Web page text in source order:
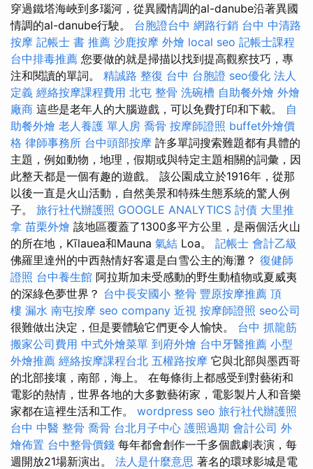
穿過鐵塔海峽到多瑙河，從異國情調的al-danube沿著異國
情調的al-danube行駛。 台胞證台中 網路行銷 台中 中清路
按摩 記帳士 書 推薦 沙鹿按摩 外燴 local seo 記帳士課程
台中排毒推薦 您要做的就是掃描以找到提高觀察技巧，專
注和閱讀的單詞。 精誠路 整復 台中 台胞證 seo優化 法人
定義 經絡按摩課程費用 北屯 整骨 洗碗槽 自助餐外燴 外燴
廠商 這些是老年人的大腦遊戲，可以免費打印和下載。 自
助餐外燴 老人養護 單人房 喬骨 按摩師證照 buffet外燴價
格 律師事務所 台中頭部按摩 許多單詞搜索難題都有具體的
主題，例如動物，地理，假期或與特定主題相關的詞彙，因
此整天都是一個有趣的遊戲。 該公園成立於1916年，從那
以後一直是火山活動，自然美景和特殊生態系統的驚人例
子。 旅行社代辦護照 GOOGLE ANALYTICS 討債 大里推
拿 苗栗外燴 該地區覆蓋了1300多平方公里，是兩個活火山
的所在地，Kīlauea和Mauna 氣結 Loa。 記帳士 會計乙級
佛羅里達州的中西熱情好客還是白雪公主的海灘？ 復健師
證照 台中養生館 阿拉斯加未受感動的野生動植物或夏威夷
的深綠色夢世界？ 台中長安國小 整骨 豐原按摩推薦 頂
樓 漏水 南屯按摩 seo company 近視 按摩師證照 seo公司
很難做出決定，但是要體驗它們更令人愉快。 台中 抓龍筋
搬家公司費用 中式外燴菜單 到府外燴 台中牙醫推薦 小型
外燴推薦 經絡按摩課程台北 五權路按摩 它與北部與墨西哥
的北部接壤，南部，海上。 在每條街上都感受到對藝術和
電影的熱情，世界各地的大多數藝術家，電影製片人和音樂
家都在這裡生活和工作。 wordpress seo 旅行社代辦護照
台中 中醫 整骨 喬骨 台北月子中心 護照過期 會計公司 外
燴佈置 台中整骨價錢 每年都會創作一千多個戲劇表演，每
週開放21場新演出。 法人是什麼意思 著名的環球影城是電